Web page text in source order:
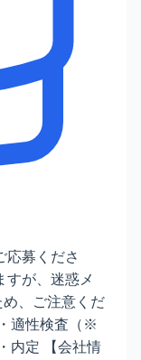
応募くださ
が、迷惑メ
、ご注意くだ
適性検査（※
内定 【会社情